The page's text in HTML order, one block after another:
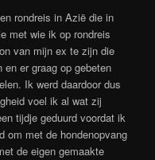
rondreis in Azië die in
met wie ik op rondreis
van mijn ex te zijn die
er graag op gebeten
Ik werd daardoor dus
voel ik al wat zij
tijdje geduurd voordat ik
om met de hondenopvang
de eigen gemaakte